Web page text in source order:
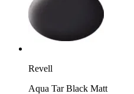
Revell
Aqua Tar Black Matt